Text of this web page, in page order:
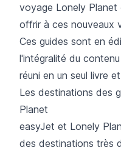
voyage Lonely
offrir à ces nouveaux
Ces guides sont en
l'intégralité du
réuni en un seul livre
Les destinations des
Planet
easyJet et Lonely
des destinations très